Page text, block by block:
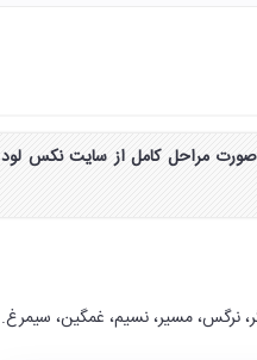
مرحله 985 بازی آمیرزا نهصد و هشتاد و پنج ۹۸۵ به صورت مراحل کامل از سایت نکس لود
نرگس، مسیر، نسیم، غمگین، سیمرغ.